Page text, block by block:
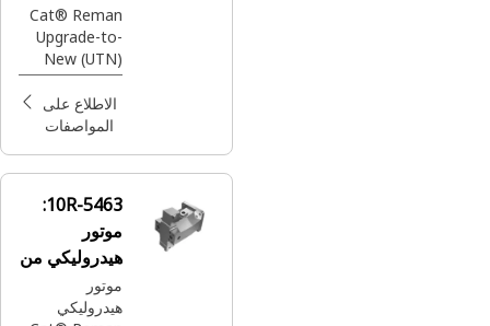
للترقية إلى
الجديد (UTN)‬
Cat® Reman
Upgrade-to-
New (UTN)
Fuel
Accumulator
(Common
3500)
الاطلاع على
المواصفات
10R-5463:
موتور
هيدروليكي من
Cat® Reman
موتور
هيدروليكي